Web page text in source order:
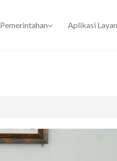
Pemerintahan Aplikasi